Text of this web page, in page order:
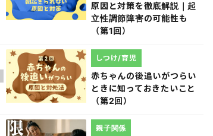
原因と対策を徹底解説｜起
立性調節障害の可能性も
（第1回）
赤ちゃんの後追いがつらい
ときに知っておきたいこと
（第2回）
しつけ/育児
親子関係